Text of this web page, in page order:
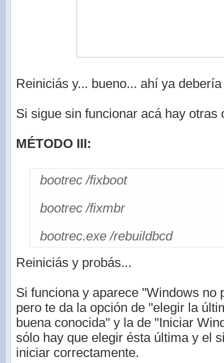
Reiniciás y... bueno... ahí ya
Si sigue sin funcionar acá hay otras
MÉTODO III:
bootrec /fixboot
bootrec /fixmbr
bootrec.exe /rebuildbcd
Reiniciás y probás...
Si funciona y aparece "Windows no
pero te da la opción de "elegir la
buena conocida" y la de "Iniciar
sólo hay que elegir ésta última y el
iniciar correctamente.